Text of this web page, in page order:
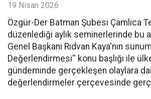
19 Nisan 2026
​Özgür-Der Batman Şubesi Çamlıca
düzenlediği aylık seminerlerinde bu
Genel Başkanı Rıdvan Kaya'nın
Değerlendirmesi'' konu başlığı ile
gündeminde gerçekleşen olaylara
değerlendirmeler çerçevesinde